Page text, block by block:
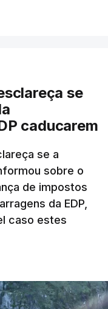
desta
de obras a
no Alentejo, feitas
17 vezes para
aos últimos dias,
ordens para mais
mandatos à
está há
topo das
se
caducarem
se a
sobre o
de impostos
da EDP,
caso estes